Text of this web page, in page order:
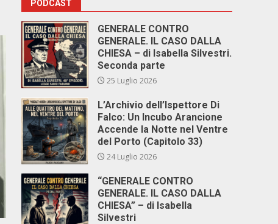
PODCAST
GENERALE CONTRO
GENERALE. IL CASO DALLA
CHIESA – di Isabella Silvestri.
Seconda parte
25 Luglio 2026
L’Archivio dell’Ispettore Di
Falco: Un Incubo Arancione
Accende la Notte nel Ventre
del Porto (Capitolo 33)
24 Luglio 2026
“GENERALE CONTRO
GENERALE. IL CASO DALLA
CHIESA” – di Isabella
Silvestri